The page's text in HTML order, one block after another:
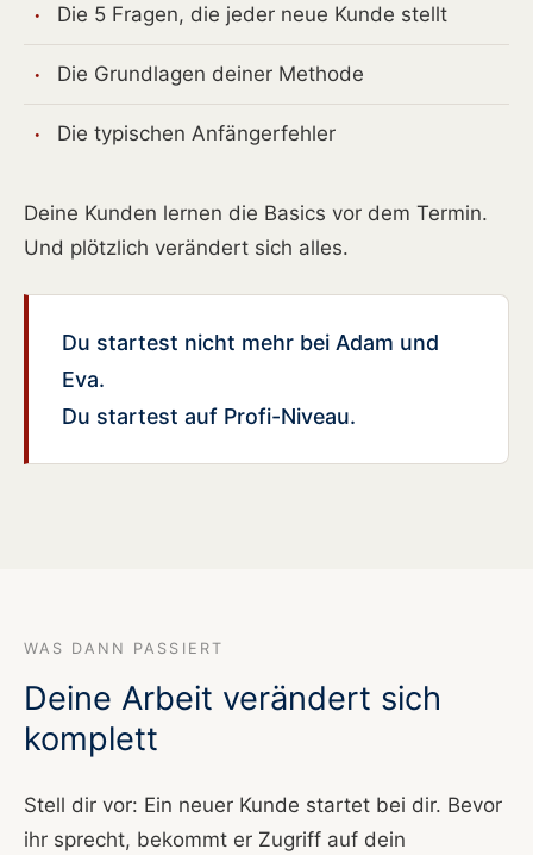
Die 5 Fragen, die jeder neue Kunde stellt
Die Grundlagen deiner Methode
Die typischen Anfängerfehler
Deine Kunden lernen die Basics vor dem Termin.
Und plötzlich verändert sich alles.
Du startest nicht mehr bei Adam und
Eva.
Du startest auf Profi-Niveau.
WAS DANN PASSIERT
Deine Arbeit verändert sich
komplett
Stell dir vor: Ein neuer Kunde startet bei dir. Bevor
ihr sprecht, bekommt er Zugriff auf dein